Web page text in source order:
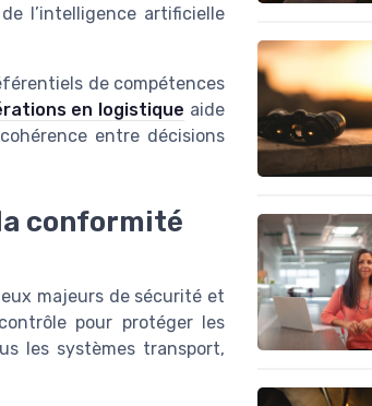
l’intelligence artificielle
de compétences
en logistique aide
entre décisions
conformité
majeurs de sécurité et
pour protéger les
les systèmes transport,